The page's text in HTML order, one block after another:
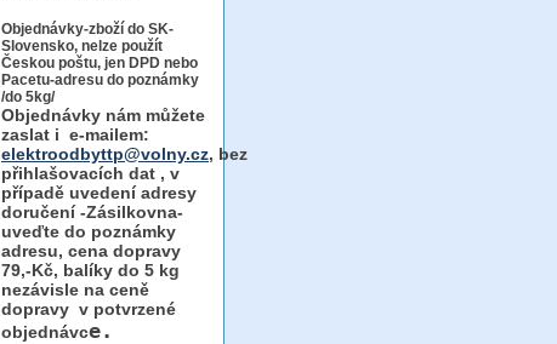
Objednávky-zboží do SK-
Slovensko, nelze použít
Českou poštu, jen DPD nebo
Pacetu-adresu do poznámky
/do 5kg/
Objednávky nám můžete
zaslat i e-mailem:
elektroodbyttp@volny.cz, bez
přihlašovacích dat , v
případě uvedení adresy
doručení -Zásilkovna-
uveďte do poznámky
adresu, cena dopravy
79,-Kč, balíky do 5 kg
nezávisle na ceně
dopravy v potvrzené
objednávce.